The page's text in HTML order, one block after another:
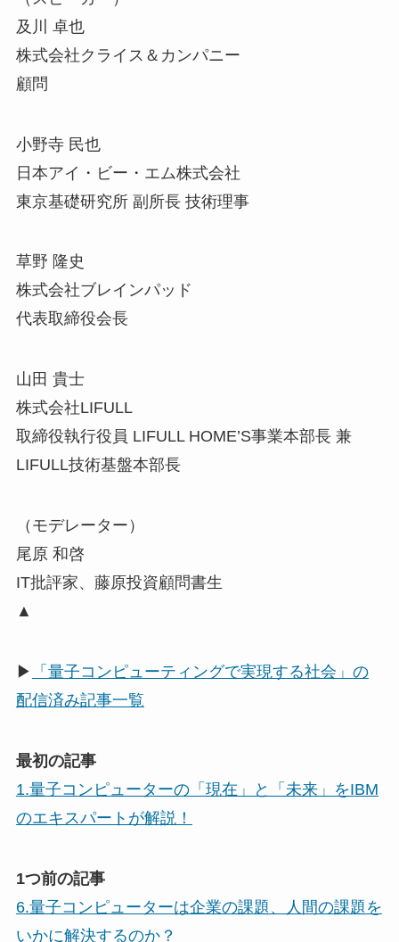
及川 卓也
株式会社クライス＆カンパニー
顧問
小野寺 民也
日本アイ・ビー・エム株式会社
東京基礎研究所 副所長 技術理事
草野 隆史
株式会社ブレインパッド
代表取締役会長
山田 貴士
株式会社LIFULL
取締役執行役員 LIFULL HOME’S事業本部長 兼
LIFULL技術基盤本部長
（モデレーター）
尾原 和啓
IT批評家、藤原投資顧問書生
▲
▶
「量子コンピューティングで実現する社会」の
配信済み記事一覧
最初の記事
1.量子コンピューターの「現在」と「未来」をIBM
のエキスパートが解説！
1つ前の記事
6.量子コンピューターは企業の課題、人間の課題を
いかに解決するのか？